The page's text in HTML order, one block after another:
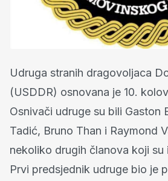
Udruga stranih dragovoljaca
(USDDR) osnovana je 10.
Osnivači udruge su bili Gaston
Tadić, Bruno Than i Raymond
nekoliko drugih članova koji su
Prvi predsjednik udruge bio je